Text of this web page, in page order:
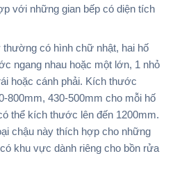
với những gian bếp có diện tích
thường có hình chữ nhật, hai hố
ngang nhau hoặc một lớn, 1 nhỏ
hoặc cánh phải. Kích thước
800mm, 430-500mm cho mỗi hố
thể kích thước lên đến 1200mm.
chậu này thích hợp cho những
khu vực dành riêng cho bồn rửa